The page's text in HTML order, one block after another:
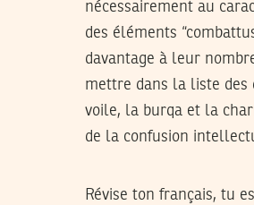
nécessairement au
des éléments
davantage à leur
mettre dans la liste des
voile, la burqa et la
de la confusion
Révise ton français, tu